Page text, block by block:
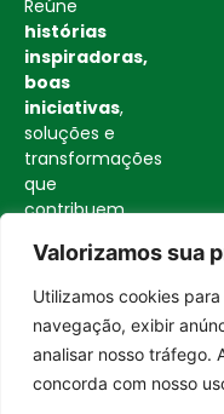
Valorizamos sua
Utilizamos cookies
navegação, exibir
analisar nosso tráfego.
concorda com nosso
Reúne
histórias
inspiradoras,
boas
iniciativas,
soluções e
transformações
que
contribuem
sociedade
mais
consciente
e
construtiva.